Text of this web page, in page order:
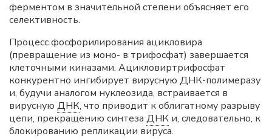
ферментом в значительной степени объясняет его
селективность.
Процесс фосфорилирования ацикловира
(превращение из моно- в трифосфат) завершается
клеточными киназами. Ацикловиртрифосфат
конкурентно ингибирует вирусную ДНК-полимеразу
и, будучи аналогом нуклеозида, встраивается в
вирусную ДНК, что приводит к облигатному разрыву
цепи, прекращению синтеза ДНК и, следовательно, к
блокированию репликации вируса.